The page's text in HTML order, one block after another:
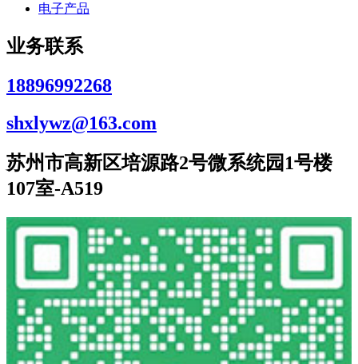
电子产品
业务联系
18896992268
shxlywz@163.com
苏州市高新区培源路2号微系统园1号楼
107室-A519